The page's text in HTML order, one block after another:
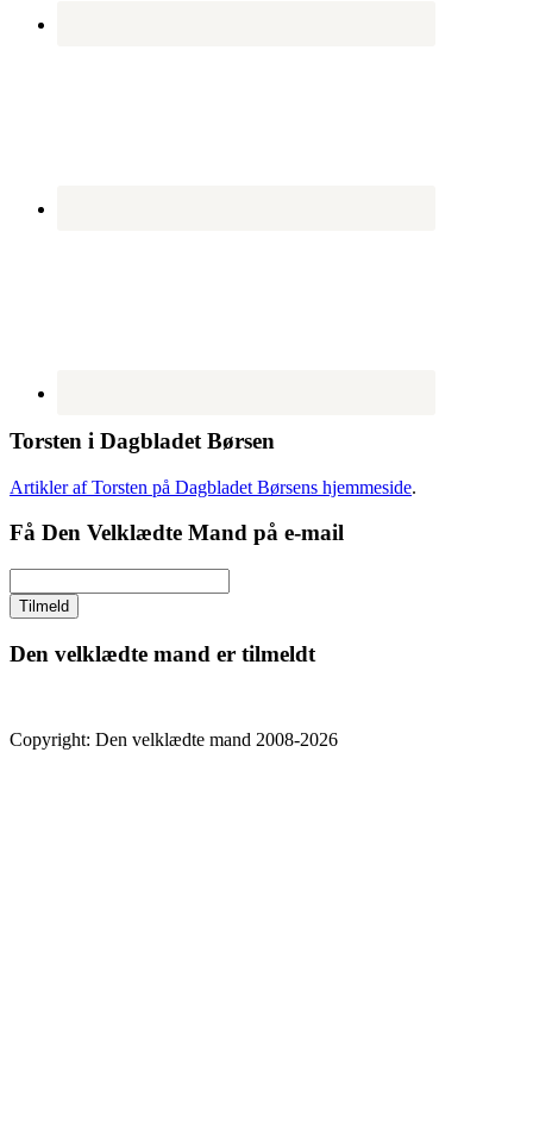
Torsten i Dagbladet Børsen
Artikler af Torsten på Dagbladet Børsens hjemmeside.
Få Den Velklædte Mand på e-mail
Den velklædte mand er tilmeldt
Copyright: Den velklædte mand 2008-2026